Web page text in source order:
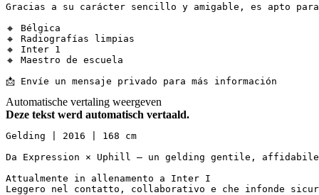
Gracias a su carácter sencillo y amigable, es apto
🔸 Bélgica
🔸 Radiografías limpias
🔸 Inter 1
🔸 Maestro de escuela
📩 Envíe un mensaje privado para más información
Automatische vertaling weergeven
Deze tekst werd automatisch vertaald.
Gelding | 2016 | 168 cm
Da Expression × Uphill — un gelding gentile,
Attualmente in allenamento a Inter I
Leggero nel contatto, collaborativo e che infonde